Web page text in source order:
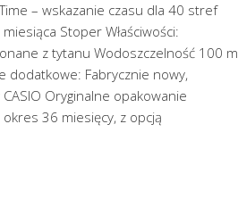
– wskazanie czasu dla 40 stref
Stoper Właściwości:
z tytanu Wodoszczelność 100 m
dodatkowe: Fabrycznie nowy,
Oryginalne opakowanie
36 miesięcy, z opcją